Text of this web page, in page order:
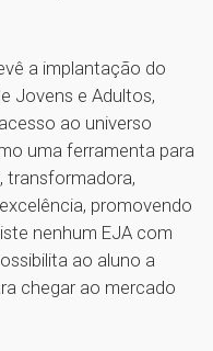
a implantação do
Jovens e Adultos,
ao universo
uma ferramenta para
transformadora,
promovendo
nenhum EJA com
ao aluno a
chegar ao mercado